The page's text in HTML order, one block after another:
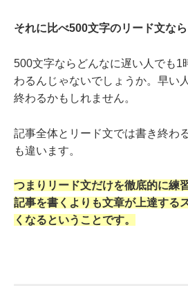
それに比べ500文字のリード文な
500文字ならどんなに遅い人でも1
わるんじゃないでしょうか。早い
終わるかもしれません。
記事全体とリード文では書き終わ
も違います。
つまりリード文だけを徹底的に練
記事を書くよりも文章が上達する
くなるということです。